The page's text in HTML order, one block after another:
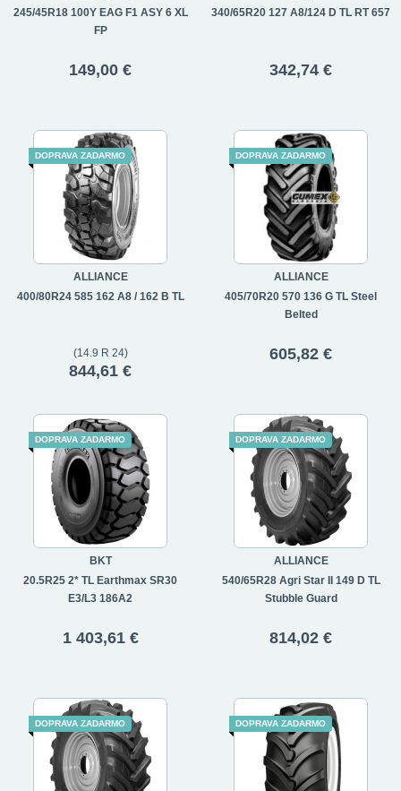
245/45R18 100Y EAG F1 ASY 6 XL
FP
149,00 €
340/65R20 127 A8/124 D TL RT 657
342,74 €
ALLIANCE
400/80R24 585 162 A8 / 162 B TL
DOPRAVA ZADARMO
(14.9 R 24)
844,61 €
ALLIANCE
405/70R20 570 136 G TL Steel
Belted
DOPRAVA ZADARMO
605,82 €
BKT
20.5R25 2* TL Earthmax SR30
E3/L3 186A2
DOPRAVA ZADARMO
1 403,61 €
ALLIANCE
540/65R28 Agri Star II 149 D TL
Stubble Guard
DOPRAVA ZADARMO
814,02 €
DOPRAVA ZADARMO DOPRAVA ZADARMO